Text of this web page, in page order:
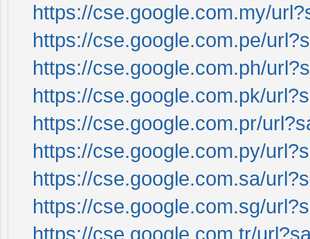
https://cse.google.com.my/
https://cse.google.com.pe/
https://cse.google.com.ph/
https://cse.google.com.pk/
https://cse.google.com.pr/
https://cse.google.com.py/
https://cse.google.com.sa/
https://cse.google.com.sg/
https://cse.google.com.tr/